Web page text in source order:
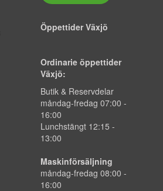
Öppettider Växjö
Ordinarie öppettider
Växjö:
Butik & Reservdelar
måndag-fredag 07:00 -
16:00
Lunchstängt 12:15 -
13:00
Maskinförsäljning
måndag-fredag 08:00 -
16:00